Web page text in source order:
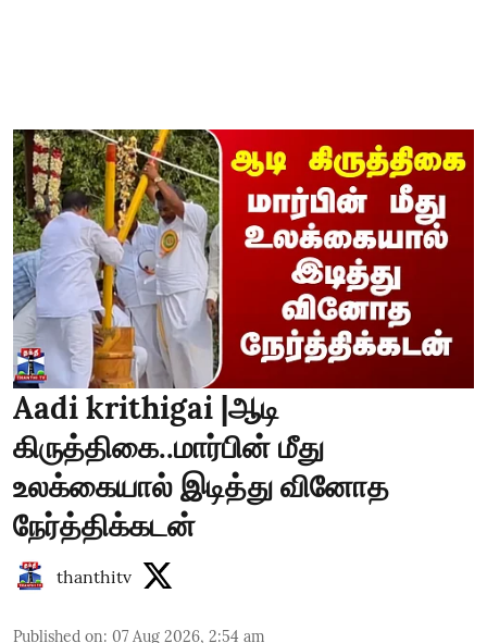
Aadi krithigai |ஆடி
கிருத்திகை..மார்பின் மீது
உலக்கையால் இடித்து வினோத
நேர்த்திக்கடன்
thanthitv
Published on: 07 Aug 2026, 2:54 am